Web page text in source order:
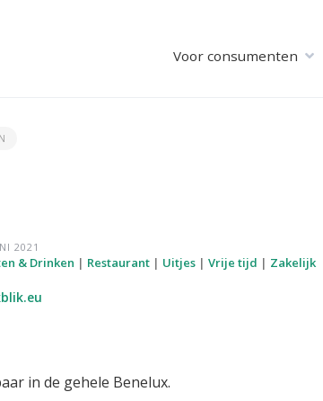
Voor consumenten
2021
& Drinken | Restaurant | Uitjes | Vrije tijd | Zakelijk
in de gehele Benelux.